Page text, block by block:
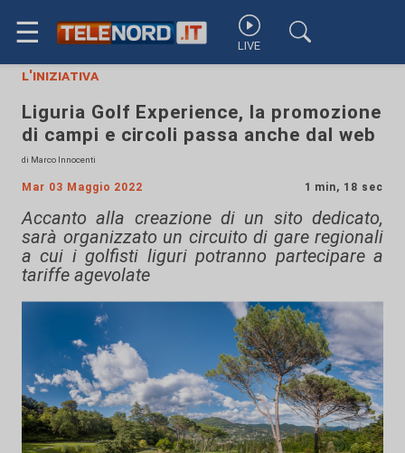
☰ LIVE
l'iniziativa
Liguria Golf Experience, la promozione
di campi e circoli passa anche dal web
di Marco Innocenti
Mar 03 Maggio 2022 1 min, 18 sec
Accanto alla creazione di un sito dedicato,
sarà organizzato un circuito di gare regionali
a cui i golfisti liguri potranno partecipare a
tariffe agevolate